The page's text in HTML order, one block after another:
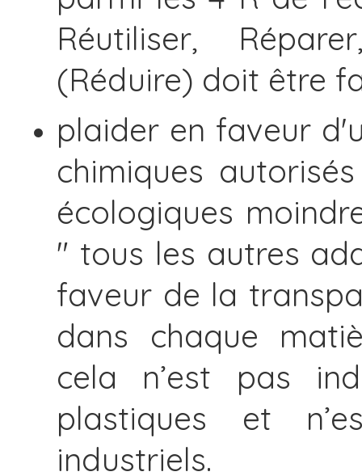
Réutiliser,
(Réduire) doit être
plaider en faveur
chimiques
écologiques
" tous les autres
faveur de la
dans chaque
cela n’est pas
plastiques et
industriels.